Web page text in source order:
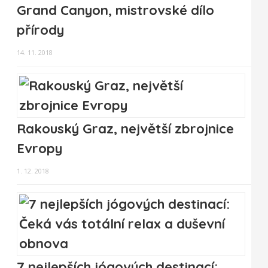
Grand Canyon, mistrovské dílo
přírody
14. 11. 2018
Rakouský Graz, největší zbrojnice
Evropy
1. 12. 2018